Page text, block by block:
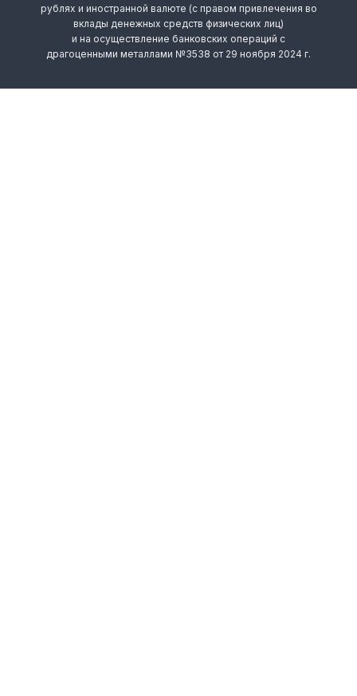
рублях и иностранной валюте (с правом привлечения во
вклады денежных средств физических лиц)
и на осуществление банковских операций с